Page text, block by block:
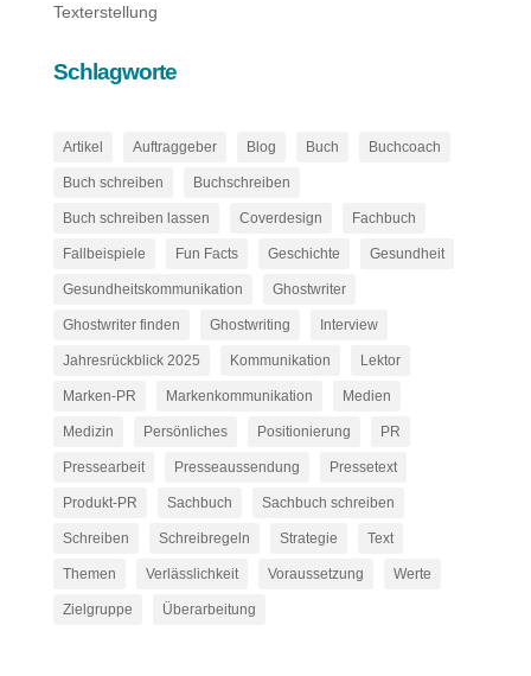
Texterstellung
Schlagworte
Artikel Auftraggeber Blog Buch Buchcoach
Buch schreiben Buchschreiben
Buch schreiben lassen Coverdesign Fachbuch
Fallbeispiele Fun Facts Geschichte Gesundheit
Gesundheitskommunikation Ghostwriter
Ghostwriter finden Ghostwriting Interview
Jahresrückblick 2025 Kommunikation Lektor
Marken-PR Markenkommunikation Medien
Medizin Persönliches Positionierung PR
Pressearbeit Presseaussendung Pressetext
Produkt-PR Sachbuch Sachbuch schreiben
Schreiben Schreibregeln Strategie Text
Themen Verlässlichkeit Voraussetzung Werte
Zielgruppe Überarbeitung